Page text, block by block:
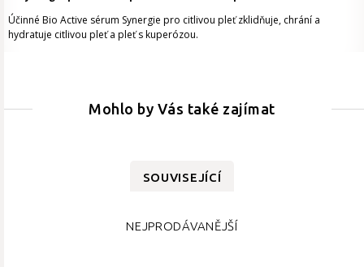
Účinné Bio Active sérum Synergie pro citlivou pleť zklidňuje, chrání a
hydratuje citlivou pleť a pleť s kuperózou.
Mohlo by Vás také zajímat
SOUVISEJÍCÍ
NEJPRODÁVANĚJŠÍ